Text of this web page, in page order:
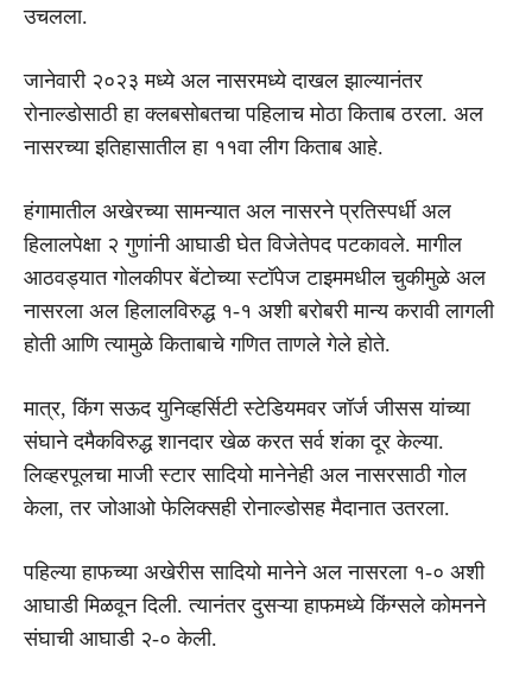
उचलला.
जानेवारी २०२३ मध्ये अल नासरमध्ये दाखल झाल्यानंतर
रोनाल्डोसाठी हा क्लबसोबतचा पहिलाच मोठा किताब ठरला. अल
नासरच्या इतिहासातील हा ११वा लीग किताब आहे.
हंगामातील अखेरच्या सामन्यात अल नासरने प्रतिस्पर्धी अल
हिलालपेक्षा २ गुणांनी आघाडी घेत विजेतेपद पटकावले. मागील
आठवड्यात गोलकीपर बेंटोच्या स्टॉपेज टाइममधील चुकीमुळे अल
नासरला अल हिलालविरुद्ध १-१ अशी बरोबरी मान्य करावी लागली
होती आणि त्यामुळे किताबाचे गणित ताणले गेले होते.
मात्र, किंग सऊद युनिव्हर्सिटी स्टेडियमवर जॉर्ज जीसस यांच्या
संघाने दमैकविरुद्ध शानदार खेळ करत सर्व शंका दूर केल्या.
लिव्हरपूलचा माजी स्टार सादियो मानेनेही अल नासरसाठी गोल
केला, तर जोआओ फेलिक्सही रोनाल्डोसह मैदानात उतरला.
पहिल्या हाफच्या अखेरीस सादियो मानेने अल नासरला १-० अशी
आघाडी मिळवून दिली. त्यानंतर दुसऱ्या हाफमध्ये किंग्सले कोमनने
संघाची आघाडी २-० केली.